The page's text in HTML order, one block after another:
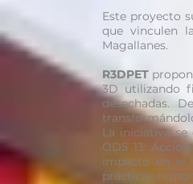
Este proyecto
que vinculen
Magallanes.
R3DPET
3D utilizando
desechadas.
La iniciativa
ODS 13:
impacto en el
prácticas